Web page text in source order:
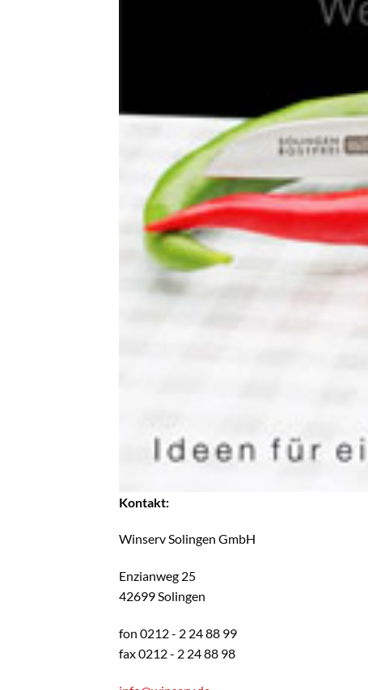
Kontakt:
Winserv Solingen GmbH
Enzianweg 25
42699 Solingen
fon 0212 - 2 24 88 99
fax 0212 - 2 24 88 98